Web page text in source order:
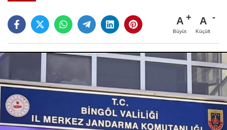
A
Büyüt
A
Küçült